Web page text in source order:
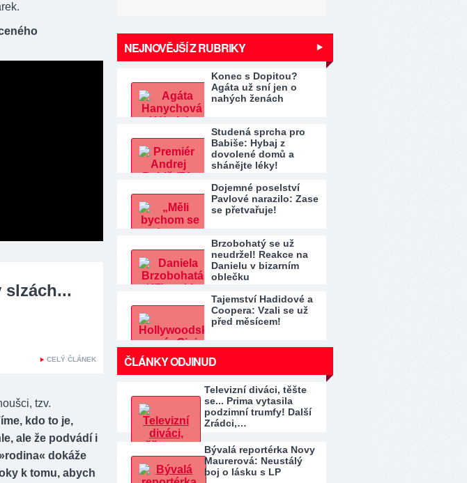
slzách...
CELÝ ČLÁNEK
tzv.
kdo to je,
ale že podvádí i
dokáže
k tomu, abych
NEJNOVĚJŠÍ Z RUBRIKY
Konec s Dopitou?
Agáta už sní jen o
nahých ženách
Studená sprcha pro
Babiše: Hybaj z
dovolené domů a
shánějte léky!
Dojemné poselství
Pavlové narazilo: Zase
se přetvařuje!
Brzobohatý se už
neudržel! Reakce na
Danielu v bizarním
oblečku
Tajemství Hadidové a
Coopera: Vzali se už
před měsícem!
ČLÁNKY ODJINUD
Televizní diváci, těšte
se... Prima vytasila
podzimní trumfy! Další
Zrádci,…
Bývalá reportérka Novy
Maurerová: Neustálý
boj o lásku s LP